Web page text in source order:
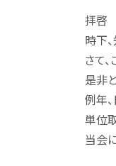
拝啓
時下
さて
是非
例年
単位
当会